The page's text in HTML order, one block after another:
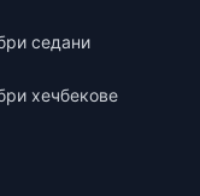
седани
хечбекове